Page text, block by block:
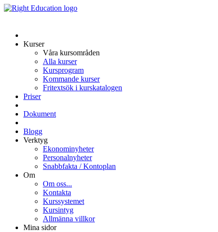
Kurser
Våra kursområden
Alla kurser
Kursprogram
Kommande kurser
Fritextsök i kurskatalogen
Priser
Dokument
Blogg
Verktyg
Ekonominyheter
Personalnyheter
Snabbfakta / Kontoplan
Om
Om oss...
Kontakta
Kurssystemet
Kursintyg
Allmänna villkor
Mina sidor